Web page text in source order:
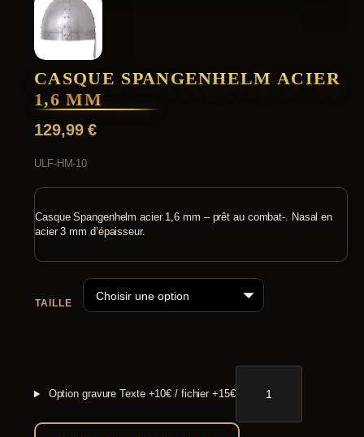
CASQUE SPANGENHELM ACIER
1,6 MM
129,99€
ULF-HM-10
Casque Spangenhelm acier 1,6 mm – prêt au combat-. Nasal en
acier 3 mm d’épaisseur.
TAILLE
Option gravure Texte +10€ / fichier +15€
quantité
de
Casque
acier